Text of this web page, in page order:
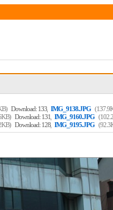
Download: 133, IMG_9138.JPG
Download: 131, IMG_9160.JPG
Download: 128, IMG_9195.JPG